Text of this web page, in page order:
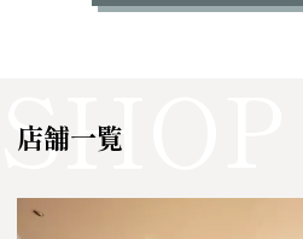
店舗一覧